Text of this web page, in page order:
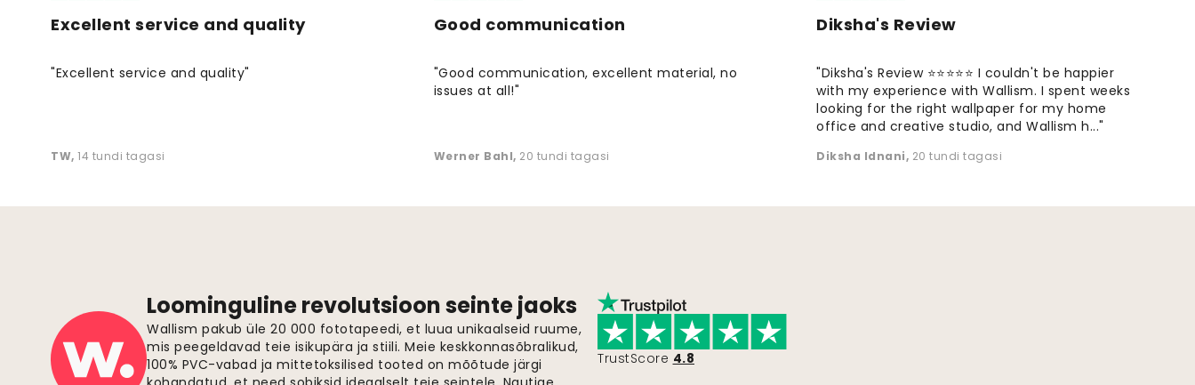
Excellent service and quality
"Excellent service and quality"
TW, 14 tundi tagasi
Good communication
"Good communication, excellent material, no
issues at all!"
Werner Bahl, 20 tundi tagasi
Diksha's Review
"Diksha's Review ⭐⭐⭐⭐⭐ I couldn't be happier
with my experience with Wallism. I spent weeks
looking for the right wallpaper for my home
office and creative studio, and Wallism h..."
Diksha Idnani, 20 tundi tagasi
Loominguline revolutsioon seinte jaoks
Wallism pakub üle 20 000 fototapeedi, et luua unikaalseid ruume,
mis peegeldavad teie isikupära ja stiili. Meie keskkonnasõbralikud,
100% PVC-vabad ja mittetoksilised tooted on mõõtude järgi
TrustScore 4.8